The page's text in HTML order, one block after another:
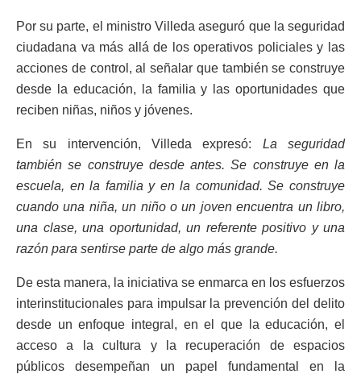
Por su parte, el ministro Villeda aseguró que la seguridad
ciudadana va más allá de los operativos policiales y las
acciones de control, al señalar que también se construye
desde la educación, la familia y las oportunidades que
reciben niñas, niños y jóvenes.
En su intervención, Villeda expresó: La seguridad
también se construye desde antes. Se construye en la
escuela, en la familia y en la comunidad. Se construye
cuando una niña, un niño o un joven encuentra un libro,
una clase, una oportunidad, un referente positivo y una
razón para sentirse parte de algo más grande.
De esta manera, la iniciativa se enmarca en los esfuerzos
interinstitucionales para impulsar la prevención del delito
desde un enfoque integral, en el que la educación, el
acceso a la cultura y la recuperación de espacios
públicos desempeñan un papel fundamental en la